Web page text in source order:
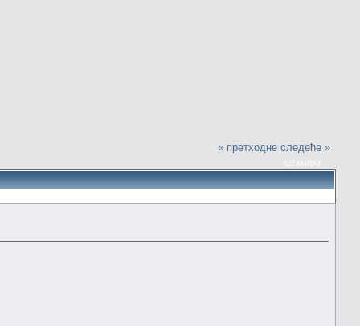
« претходне следеће »